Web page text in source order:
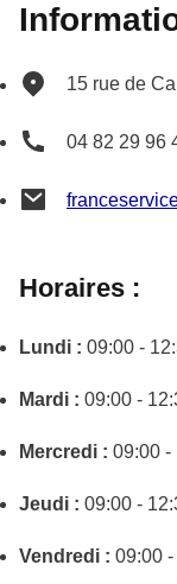
15 rue de
04 82 29 96
Horaires :
Lundi : 09:00 -
Mardi : 09:00 -
Mercredi : 09:00 -
Jeudi : 09:00 -
Vendredi : 09:00